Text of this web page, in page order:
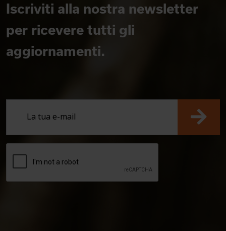
Iscriviti alla nostra newsletter
per ricevere tutti gli
aggiornamenti.